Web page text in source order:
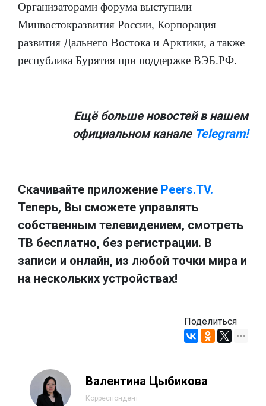
Организаторами форума выступили
Минвостокразвития России, Корпорация
развития Дальнего Востока и Арктики, а также
республика Бурятия при поддержке ВЭБ.РФ.
Ещё больше новостей в нашем
официальном канале Telegram!
Скачивайте приложение Peers.TV.
Теперь, Вы сможете управлять
собственным телевидением, смотреть
ТВ бесплатно, без регистрации. В
записи и онлайн, из любой точки мира и
на нескольких устройствах!
Поделиться
Валентина Цыбикова
Корреспондент